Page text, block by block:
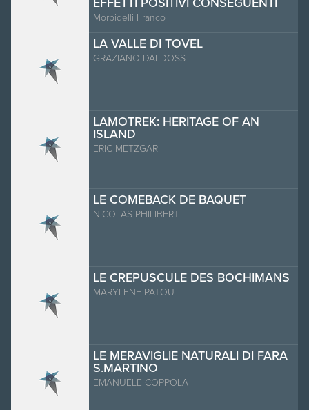
Morbidelli Franco
LA VALLE DI TOVEL
GRAZIANO DALDOSS
LAMOTREK: HERITAGE OF AN
ISLAND
ERIC METZGAR
LE COMEBACK DE BAQUET
NICOLAS PHILIBERT
LE CREPUSCULE DES BOCHIMANS
MARYLENE PATOU
LE MERAVIGLIE NATURALI DI FARA
S.MARTINO
EMANUELE COPPOLA